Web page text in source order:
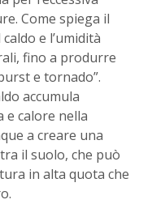
Come spiega il
e l’umidità
fino a produrre
e tornado”.
accumula
e calore nella
a creare una
il suolo, che può
in alta quota che